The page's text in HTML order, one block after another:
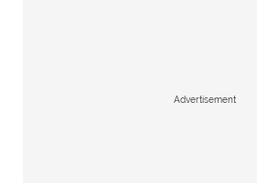
Advertisement